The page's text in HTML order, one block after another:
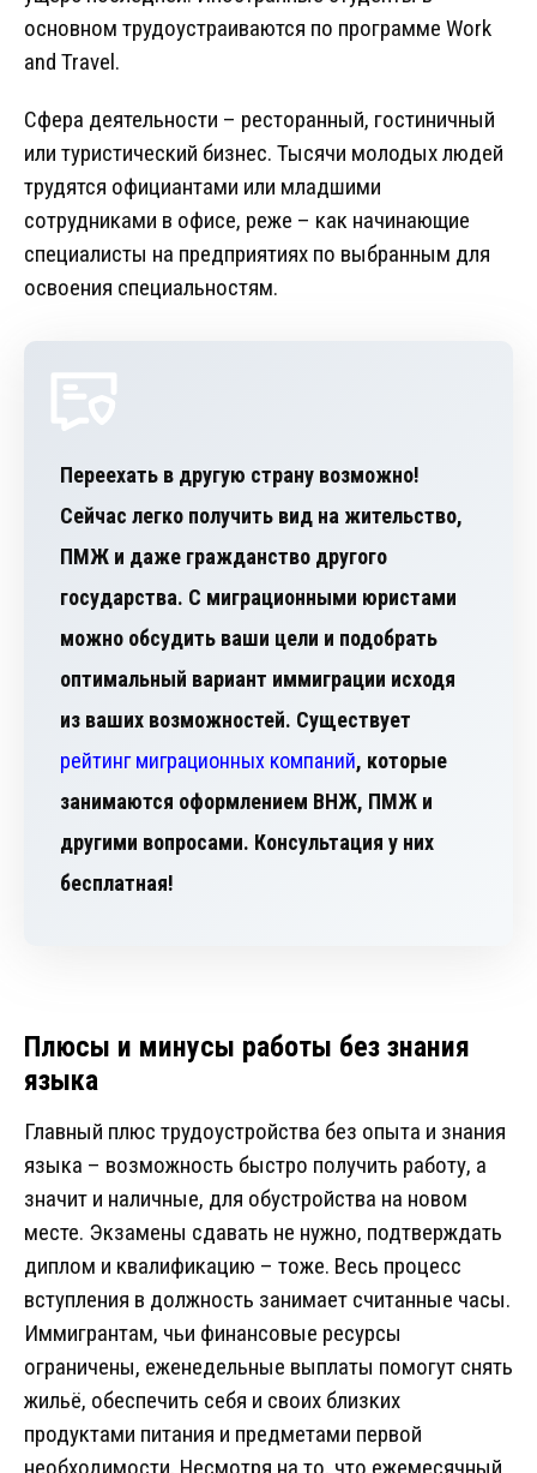
основном трудоустраиваются по программе Work
and Travel.
Сфера деятельности – ресторанный, гостиничный
или туристический бизнес. Тысячи молодых людей
трудятся официантами или младшими
сотрудниками в офисе, реже – как начинающие
специалисты на предприятиях по выбранным для
освоения специальностям.
Переехать в другую страну возможно!
Сейчас легко получить вид на жительство,
ПМЖ и даже гражданство другого
государства. С миграционными юристами
можно обсудить ваши цели и подобрать
оптимальный вариант иммиграции исходя
из ваших возможностей. Существует
рейтинг миграционных компаний, которые
занимаются оформлением ВНЖ, ПМЖ и
другими вопросами. Консультация у них
бесплатная!
Плюсы и минусы работы без знания
языка
Главный плюс трудоустройства без опыта и знания
языка – возможность быстро получить работу, а
значит и наличные, для обустройства на новом
месте. Экзамены сдавать не нужно, подтверждать
диплом и квалификацию – тоже. Весь процесс
вступления в должность занимает считанные часы.
Иммигрантам, чьи финансовые ресурсы
ограничены, еженедельные выплаты помогут снять
жильё, обеспечить себя и своих близких
продуктами питания и предметами первой